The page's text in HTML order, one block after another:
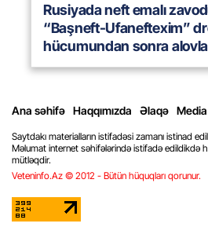
Rusiyada neft emalı
“Başneft-Ufaneftexim”
hücumundan sonra
Ana səhifə Haqqımızda Əlaqə
Saytdakı materialların istifadəsi zamanı istinad
Məlumat internet səhifələrində istifadə edildikdə
mütləqdir.
Veteninfo.Az © 2012 - Bütün hüquqları qorunur.